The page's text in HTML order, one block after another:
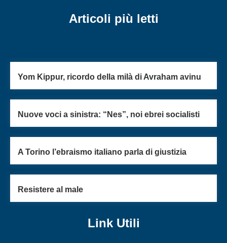
Articoli più letti
Yom Kippur, ricordo della milà di Avraham avinu
Nuove voci a sinistra: “Nes”, noi ebrei socialisti
A Torino l’ebraismo italiano parla di giustizia
Resistere al male
Link Utili